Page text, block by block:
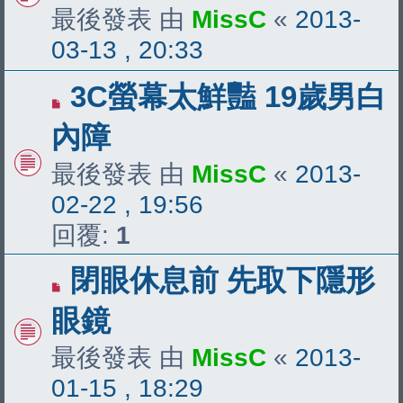
最後發表 由 MissC « 2013-
03-13 , 20:33
3C螢幕太鮮豔 19歲男白
內障
最後發表 由 MissC « 2013-
02-22 , 19:56
回覆: 1
閉眼休息前 先取下隱形
眼鏡
最後發表 由 MissC « 2013-
01-15 , 18:29